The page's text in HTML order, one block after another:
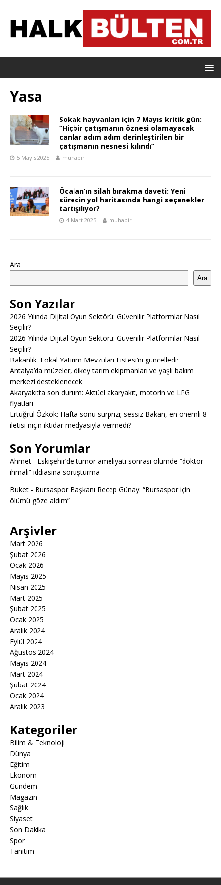
Yasa
Sokak hayvanları için 7 Mayıs kritik gün:
“Hiçbir çatışmanın öznesi olamayacak
canlar adım adım derinleştirilen bir
çatışmanın nesnesi kılındı”
5 Mayıs 2025 muhabir
Öcalan’ın silah bırakma daveti: Yeni
sürecin yol haritasında hangi seçenekler
tartışılıyor?
4 Mart 2025 muhabir
Ara
Ara
Son Yazılar
2026 Yılında Dijital Oyun Sektörü: Güvenilir Platformlar Nasıl
Seçilir?
2026 Yılında Dijital Oyun Sektörü: Güvenilir Platformlar Nasıl
Seçilir?
Bakanlık, Lokal Yatırım Mevzuları Listesi’ni güncelledi:
Antalya’da müzeler, dikey tarım ekipmanları ve yaşlı bakım
merkezi desteklenecek
Akaryakıtta son durum: Aktüel akaryakıt, motorin ve LPG
fiyatları
Ertuğrul Özkök: Hafta sonu sürprizi; sessiz Bakan, en önemli 8
iletisi niçin iktidar medyasıyla vermedi?
Son Yorumlar
Ahmet - Eskişehir’de tümör ameliyatı sonrası ölümde “doktor
ihmali” iddiasına soruşturma
Buket - Bursaspor Başkanı Recep Günay: “Bursaspor için
ölümü göze aldım”
Arşivler
Mart 2026
Şubat 2026
Ocak 2026
Mayıs 2025
Nisan 2025
Mart 2025
Şubat 2025
Ocak 2025
Aralık 2024
Eylül 2024
Ağustos 2024
Mayıs 2024
Mart 2024
Şubat 2024
Ocak 2024
Aralık 2023
Kategoriler
Bilim & Teknoloji
Dünya
Eğitim
Ekonomi
Gündem
Magazin
Sağlık
Siyaset
Son Dakika
Spor
Tanıtım